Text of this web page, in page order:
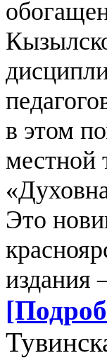
в этом
местной
Это
издания